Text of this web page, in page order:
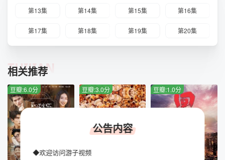
第13集 第14集 第15集 第16集
第17集 第18集 第19集 第20集
相关推荐
TUIJIAN
豆瓣:6.0分 豆瓣:3.0分 豆瓣:1.0分
公告内容
◆欢迎访问游子视频